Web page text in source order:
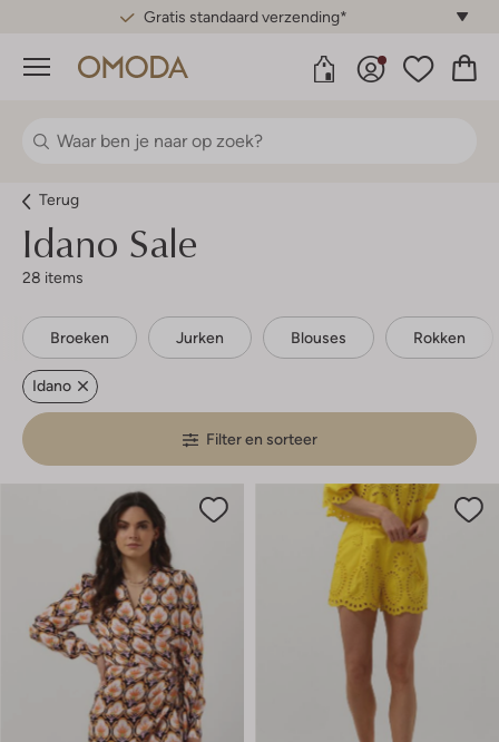
Gratis standaard verzending*
Menu
Terug
Idano Sale
28 items
Broeken Jurken Blouses Rokken
Idano
Filter en sorteer